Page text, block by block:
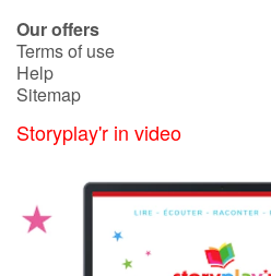
Our offers
Terms of use
Help
Sitemap
Storyplay'r in video